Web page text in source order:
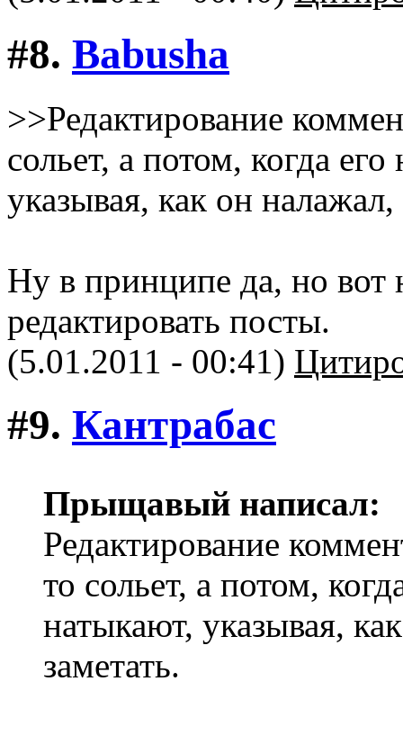
#8. Babusha
>>Редактирование
сольет, а потом, когда
указывая, как он
Ну в принципе да, но
редактировать посты.
(5.01.2011 - 00:41)
#9. Кантрабас
Прыщавый написал:
Редактирование
то сольет, а потом,
натыкают, указывая,
заметать.